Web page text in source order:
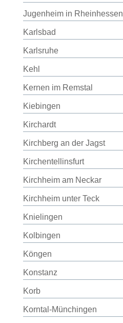
Jugenheim in Rheinhessen
Karlsbad
Karlsruhe
Kehl
Kernen im Remstal
Kiebingen
Kirchardt
Kirchberg an der Jagst
Kirchentellinsfurt
Kirchheim am Neckar
Kirchheim unter Teck
Knielingen
Kolbingen
Köngen
Konstanz
Korb
Korntal-Münchingen